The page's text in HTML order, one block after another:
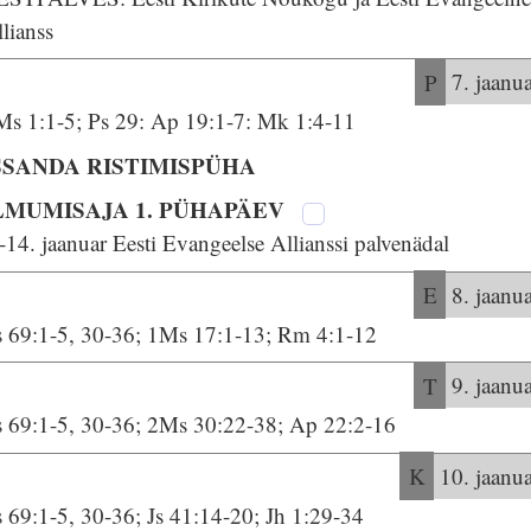
P 7.
1:1-5; Ps 29: Ap 19:1-7: Mk 1:4-11
RISTIMISPÜHA
1. PÜHAPÄEV
jaanuar Eesti Evangeelse Allianssi palvenädal
E 8.
69:1-5, 30-36; 1Ms 17:1-13; Rm 4:1-12
T 9.
69:1-5, 30-36; 2Ms 30:22-38; Ap 22:2-16
K 10.
69:1-5, 30-36; Js 41:14-20; Jh 1:29-34